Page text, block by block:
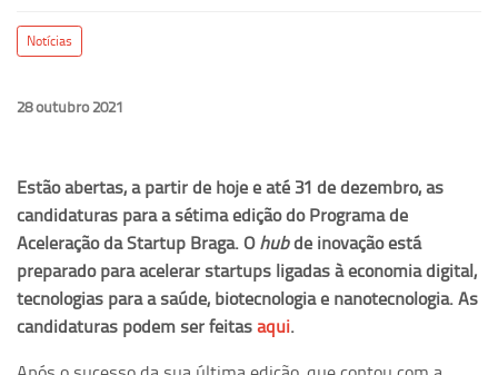
Notícias
28 outubro 2021
Estão abertas, a partir de hoje e até 31 de dezembro, as
candidaturas para a sétima edição do Programa de
Aceleração da Startup Braga. Ohubde inovação está
preparado para acelerar startups ligadas à economia digital,
tecnologias para a saúde, biotecnologia e nanotecnologia. As
candidaturas podem ser feitasaqui.